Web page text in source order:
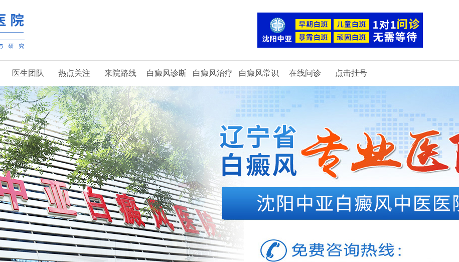
医生团队 热点关注 来院路线 白癜风诊断 白癜风治疗 白癜风常识 在线问诊 点击挂号